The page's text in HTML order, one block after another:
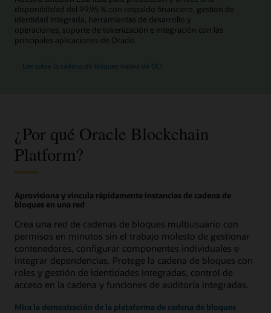
disponibilidad del 99,95 % con respaldo financiero, gestión de
identidad integrada, herramientas de desarrollo y
operaciones, soporte de tokenización e integración con las
principales aplicaciones de Oracle.
Lee sobre la cadena de bloques nativa de OCI
¿Por qué Oracle Blockchain
Platform?
Aprovisiona y vincula rápidamente instancias de cadena de
bloques en una red
Crea una red de cadenas de bloques multiusuario con
permisos en minutos sin el trabajo molesto de gestionar
contenedores, configurar componentes individuales e
integrar dependencias. Protege la cadena de bloques con
roles y gestión de identidades integradas, control de
acceso en la cadena y funciones de auditoría integradas.
Mira la demostración de la plataforma de cadena de bloques